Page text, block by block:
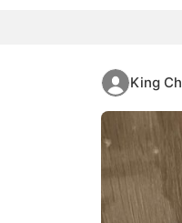
King